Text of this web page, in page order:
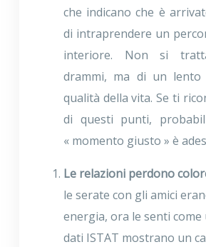
che indicano che è
di intraprendere un
interiore. Non si
drammi, ma di un lento
qualità della vita. Se ti
di questi punti,
« momento giusto » è
Le relazioni perdono
le serate con gli amici
energia, ora le senti come
dati ISTAT mostrano un